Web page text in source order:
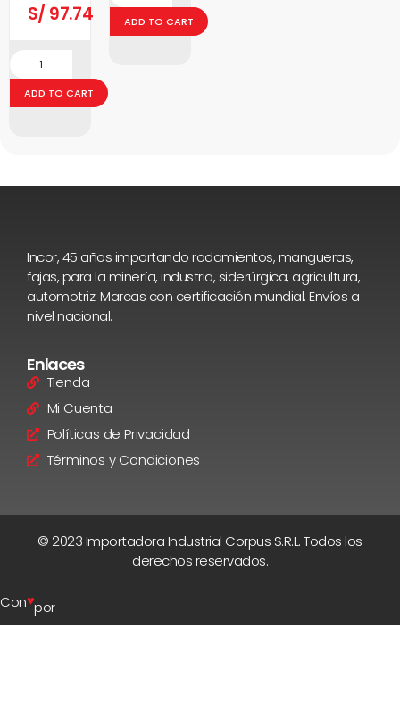
S/ 97.74
ADD TO CART
ADD TO CART
Incor, 45 años importando rodamientos, mangueras,
fajas, para la minería, industria, siderúrgica, agricultura,
automotriz. Marcas con certificación mundial. Envíos a
nivel nacional.
Enlaces
Tienda
Mi Cuenta
Políticas de Privacidad
Términos y Condiciones
© 2023 Importadora Industrial Corpus S.R.L. Todos los
derechos reservados.
Con♥por